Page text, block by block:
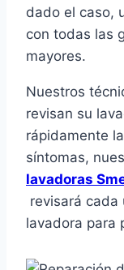
dado el caso,
con todas las
mayores.
Nuestros
revisan su
rápidamente
síntomas,
lavadoras
revisará cada
lavadora para